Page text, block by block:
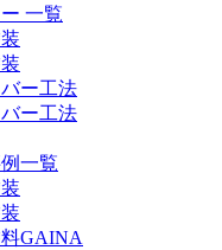
一覧
ー工法
ー工法
一覧
GAINA